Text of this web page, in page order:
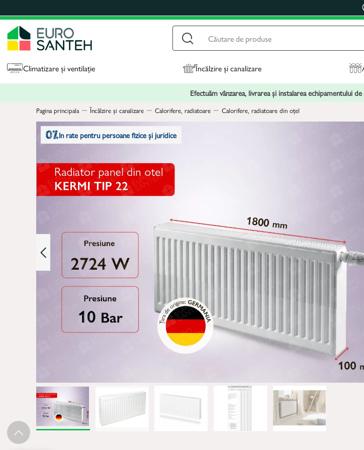
Climatizare și ventilație Încălzire și canalizare
Efectuăm vânzarea, livrarea și instalarea echipamentului
Pagina principala Încălzire și canalizare Calorifere, radiatoare Calorifere, radiatoare din oțel
In rate pentru persoane fizice și juridice